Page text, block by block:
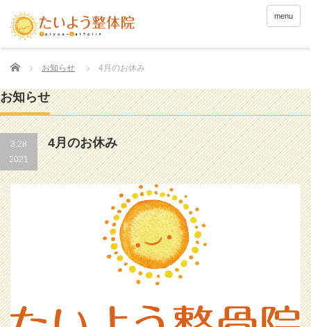
menu
Home お知らせ 4月のお休み
お知らせ
3.28
2021
4月のお休み